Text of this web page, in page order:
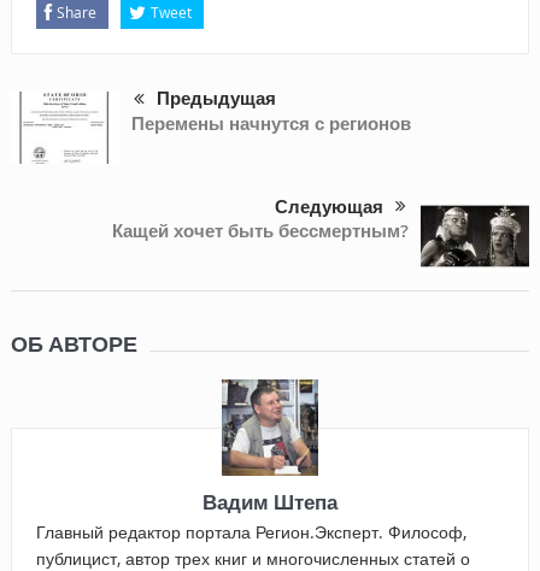
Share Tweet
Предыдущая
Перемены начнутся с регионов
Следующая
Кащей хочет быть бессмертным?
ОБ АВТОРЕ
Вадим Штепа
Главный редактор портала Регион.Эксперт. Философ,
публицист, автор трех книг и многочисленных статей о